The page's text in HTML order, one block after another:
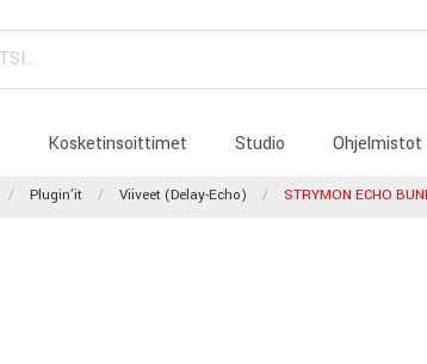
Kosketinsoittimet Studio Ohjelmistot
Plugin'it Viiveet (Delay-Echo) STRYMON ECHO